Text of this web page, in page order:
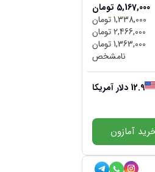
5,167,000 تومان
1,338,000 تومان
2,466,000 تومان
1,363,000 تومان
نامشخص
12.9 دلار آمریکا
آمازون